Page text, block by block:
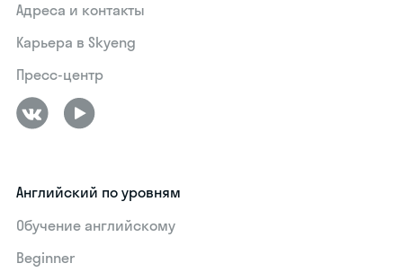
Адреса и контакты
Карьера в Skyeng
Пресс-центр
Английский по уровням
Обучение английскому
Beginner